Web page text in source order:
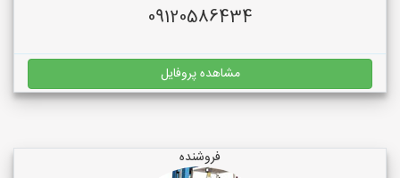
09120586434
مشاهده پروفایل
فروشنده